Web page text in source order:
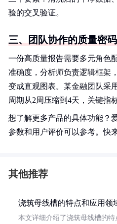
验的交叉验证。
三、团队协作的质量密码
一份高质量报告需要多元角色
准确度，分析师负责逻辑框架
变成直观图表。某金融团队采
周期从2周压缩到4天，关键指
想了解更多产品的具体功能？
参数和用户评价可以参考。快
其他推荐
浇筑母线槽的特点和应用领
本文详细介绍了浇筑母线槽的特